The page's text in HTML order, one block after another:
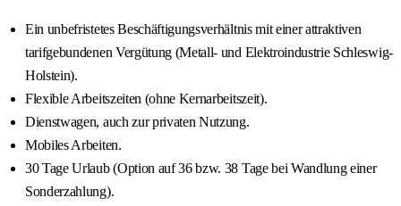
Ein unbefristetes Beschäftigungsverhältnis mit einer attraktiven
tarifgebundenen Vergütung (Metall- und Elektroindustrie Schleswig-
Holstein).
Flexible Arbeitszeiten (ohne Kernarbeitszeit).
Dienstwagen, auch zur privaten Nutzung.
Mobiles Arbeiten.
30 Tage Urlaub (Option auf 36 bzw. 38 Tage bei Wandlung einer
Sonderzahlung).